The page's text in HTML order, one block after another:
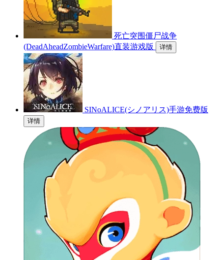
死亡突围僵尸战争
(DeadAheadZombieWarfare)直装游戏版
详情
SINoALICE(シノアリス)手游免费版
详情